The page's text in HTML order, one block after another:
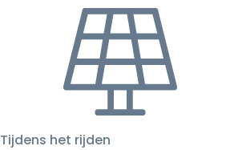
Tijdens het rijden